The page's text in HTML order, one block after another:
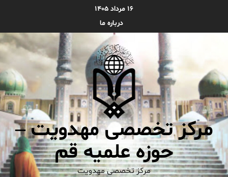
۱۶ مرداد ۱۴۰۵
درباره ما
مرکز تخصصی مهدویت –
حوزه علمیه قم
مرکز تخصصی مهدویت